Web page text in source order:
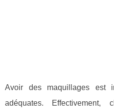
Avoir des maquillages est
adéquates. Effectivement,